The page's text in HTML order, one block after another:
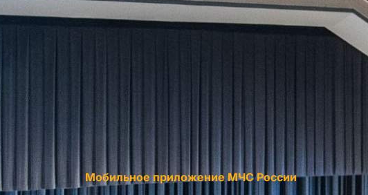
Мобильное приложение МЧС России